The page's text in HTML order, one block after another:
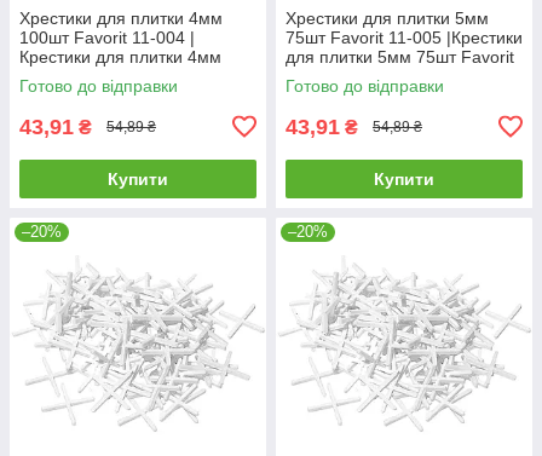
Хрестики для плитки 4мм
100шт Favorit 11-004 |
Крестики для плитки 4мм
100шт Favorit
Готово до відправки
43,91 ₴ 54,89 ₴
Купити
Хрестики для плитки 5мм
75шт Favorit 11-005 |Крестики
для плитки 5мм 75шт Favorit
Готово до відправки
43,91 ₴ 54,89 ₴
Купити
–20% –20%